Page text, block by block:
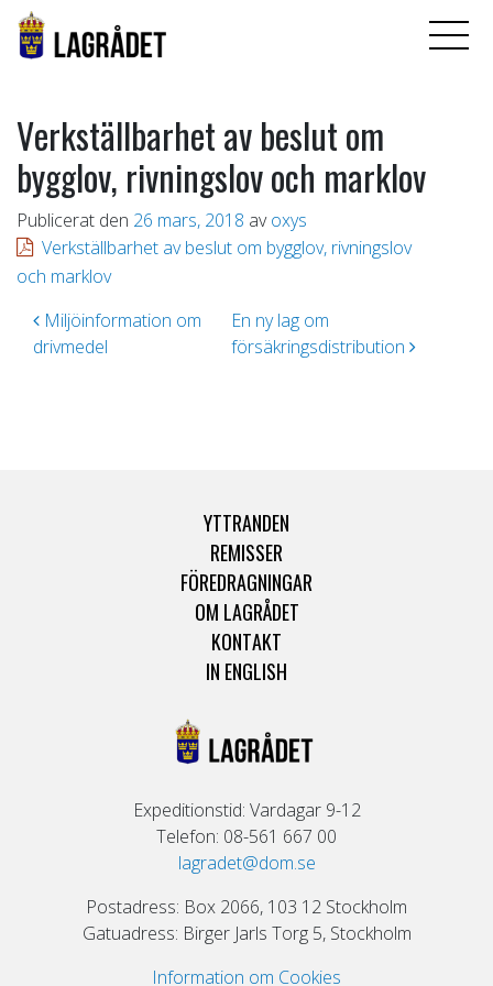
Verkställbarhet av beslut om
bygglov, rivningslov och marklov
Publicerat den 26 mars, 2018 av oxys
Verkställbarhet av beslut om bygglov, rivningslov
och marklov
Inläggsnavigering
Miljöinformation om
drivmedel
En ny lag om
försäkringsdistribution
YTTRANDEN
REMISSER
FÖREDRAGNINGAR
OM LAGRÅDET
KONTAKT
IN ENGLISH
Expeditionstid: Vardagar 9-12
Telefon: 08-561 667 00
lagradet@dom.se
Postadress: Box 2066, 103 12 Stockholm
Gatuadress: Birger Jarls Torg 5, Stockholm
Information om Cookies